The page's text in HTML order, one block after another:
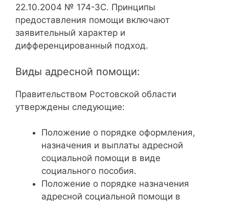
22.10.2004 № 174-ЗС. Принципы
предоставления помощи включают
заявительный характер и
дифференцированный подход.
Виды адресной помощи:
Правительством Ростовской области
утверждены следующие:
Положение о порядке оформления,
назначения и выплаты адресной
социальной помощи в виде
социального пособия.
Положение о порядке назначения
адресной социальной помощи в